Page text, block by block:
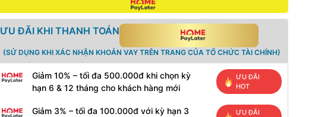
ƯU ĐÃI KHI THANH TOÁN
(SỬ DỤNG KHI XÁC NHẬN KHOẢN VAY TRÊN TRANG CỦA TỔ CHỨC TÀI CHÍNH)
Giảm 10% – tối đa 500.000đ khi chọn kỳ
hạn 6 & 12 tháng cho khách hàng mới
ƯU ĐÃI
HOT
Giảm 3% – tối đa 100.000đ với kỳ hạn 3
ƯU ĐÃI